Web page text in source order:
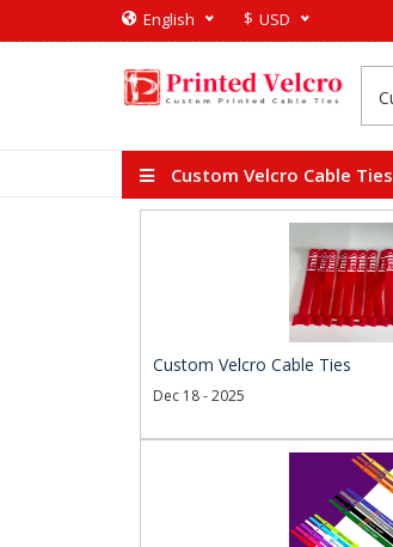
English $ USD
Custom Velcro Cable Ties
Custom Velcro Cable Ties
Dec 18 - 2025